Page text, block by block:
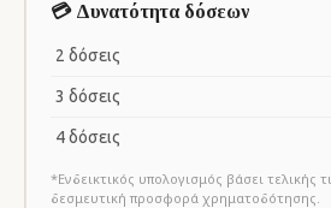
💳 Δυνατότητα δόσεων
2 δόσεις
3 δόσεις
4 δόσεις
*Ενδεικτικός υπολογισμός βάσει τελικής
δεσμευτική προσφορά χρηματοδότησης.